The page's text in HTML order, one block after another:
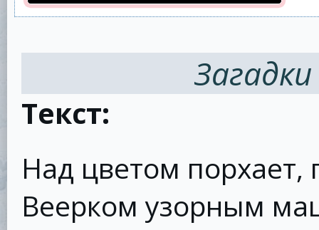
Текст:
Над цветом порхает,
Веерком узорным